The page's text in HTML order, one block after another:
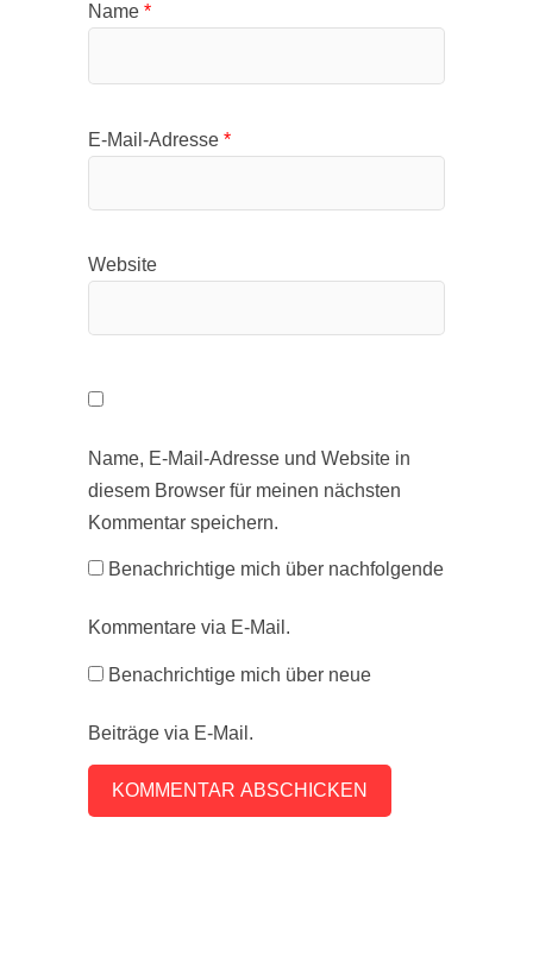
Name *
E-Mail-Adresse *
Website
Name, E-Mail-Adresse und Website in
diesem Browser für meinen nächsten
Kommentar speichern.
Benachrichtige mich über nachfolgende
Kommentare via E-Mail.
Benachrichtige mich über neue
Beiträge via E-Mail.